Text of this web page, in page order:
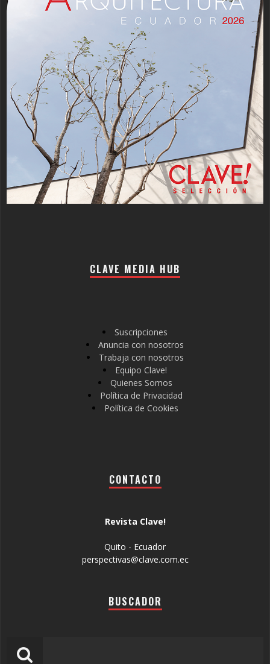
CLAVE MEDIA HUB
Suscripciones
Anuncia con nosotros
Trabaja con nosotros
Equipo Clave!
Quienes Somos
Política de Privacidad
Política de Cookies
CONTACTO
Revista Clave!
Quito - Ecuador
perspectivas@clave.com.ec
BUSCADOR